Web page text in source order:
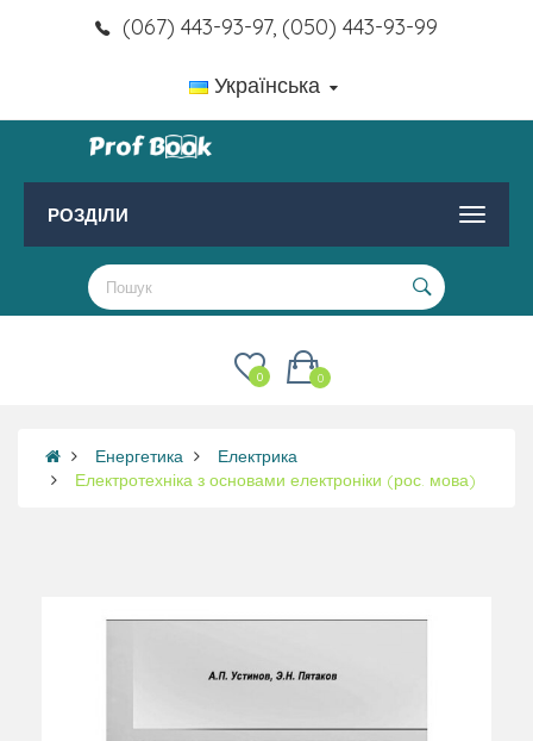
(067) 443-93-97, (050) 443-93-99
Українська
РОЗДІЛИ
0
0
Енергетика
Електрика
Електротехніка з основами електроніки (рос. мова)